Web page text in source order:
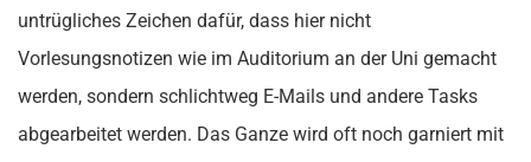
untrügliches Zeichen dafür, dass hier nicht
Vorlesungsnotizen wie im Auditorium an der Uni gemacht
werden, sondern schlichtweg E-Mails und andere Tasks
abgearbeitet werden. Das Ganze wird oft noch garniert mit